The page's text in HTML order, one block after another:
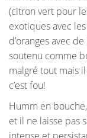
(citron vert pour
exotiques avec
d’oranges avec
soutenu comme
malgré tout mais
c’est fou!
Humm en
et il ne laisse pas